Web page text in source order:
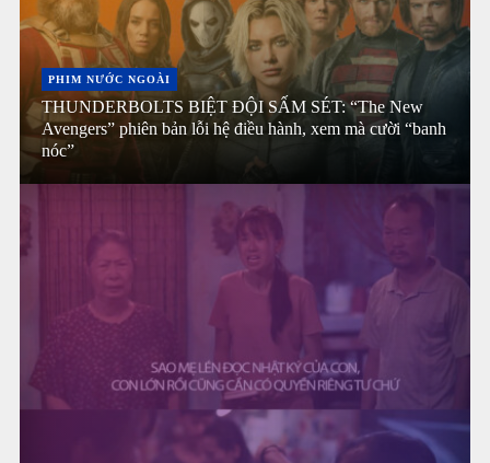
PHIM NƯỚC NGOÀI
THUNDERBOLTS BIỆT ĐỘI SẤM SÉT: “The New
Avengers” phiên bản lỗi hệ điều hành, xem mà cười “banh
nóc”